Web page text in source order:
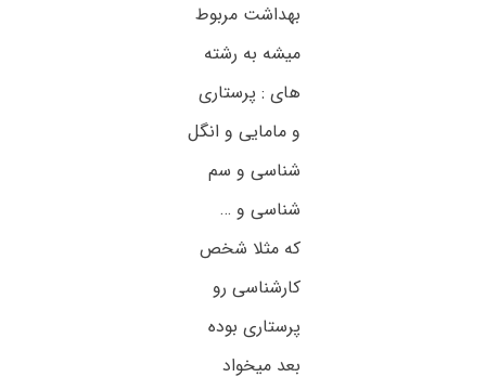
بهداشت مربوط
میشه به رشته
های : پرستاری
و مامایی و انگل
شناسی و سم
شناسی و …
که مثلا شخص
کارشناسی رو
پرستاری بوده
بعد میخواد